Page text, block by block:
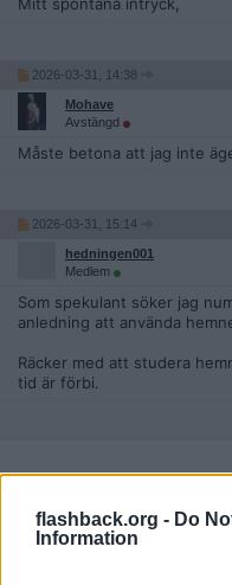
flashback.org - Do
Information
2026-03-31, 14:38
Mohave
Avstängd
Måste betona att jag inte
2026-03-31, 15:14
hedningen001
Medlem
Som spekulant söker jag
anledning att använda
Räcker med att studera
tid är förbi.
Soffpotatis1357
Medlem